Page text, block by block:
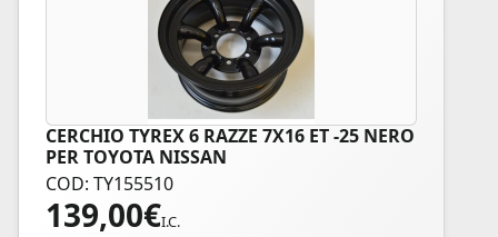
CERCHIO TYREX 6 RAZZE 7X16 ET -25 NERO
PER TOYOTA NISSAN
COD: TY155510
139,00€I.C.